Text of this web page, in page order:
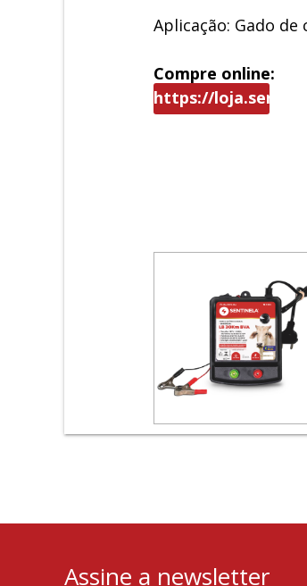
Aplicação: Gado
Compre online:
https://
Assine a newsletter